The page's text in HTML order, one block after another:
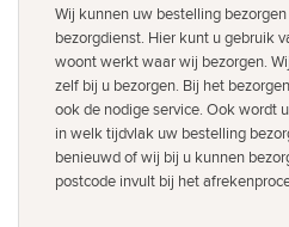
Wij kunnen uw bestelling
bezorgdienst. Hier kunt u gebruik
woont werkt waar wij bezorgen.
zelf bij u bezorgen. Bij het
ook de nodige service. Ook wordt
in welk tijdvlak uw bestelling
benieuwd of wij bij u kunnen
postcode invult bij het